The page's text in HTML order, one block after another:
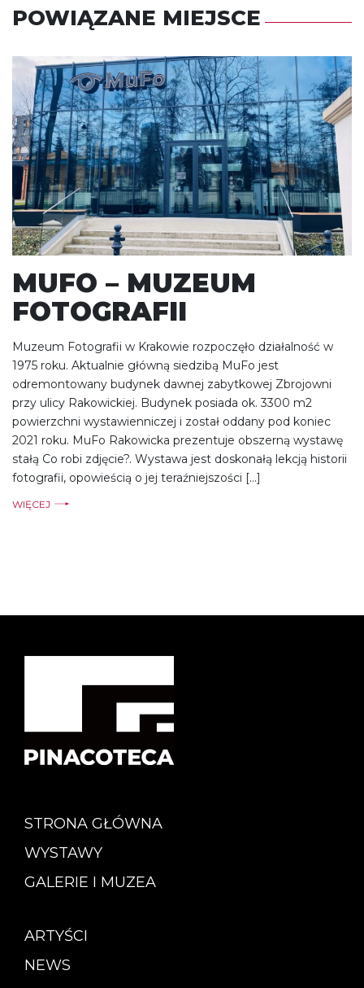
POWIĄZANE MIEJSCE
MUFO – MUZEUM
FOTOGRAFII
Muzeum Fotografii w Krakowie rozpoczęło działalność w
1975 roku. Aktualnie główną siedzibą MuFo jest
odremontowany budynek dawnej zabytkowej Zbrojowni
przy ulicy Rakowickiej. Budynek posiada ok. 3300 m2
powierzchni wystawienniczej i został oddany pod koniec
2021 roku. MuFo Rakowicka prezentuje obszerną wystawę
stałą Co robi zdjęcie?. Wystawa jest doskonałą lekcją historii
fotografii, opowieścią o jej teraźniejszości […]
WIĘCEJ
STRONA GŁÓWNA
WYSTAWY
GALERIE I MUZEA
ARTYŚCI
NEWS